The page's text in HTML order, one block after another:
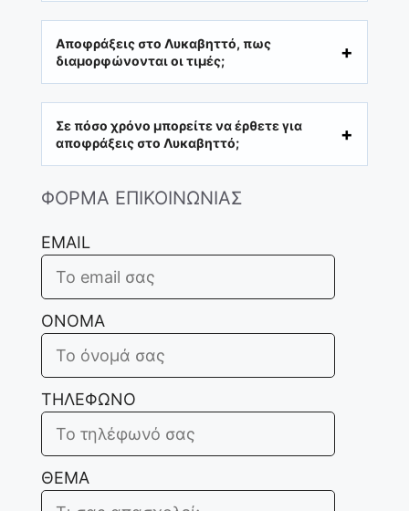
Αποφράξεις στο Λυκαβηττό, πως
διαμορφώνονται οι τιμές;
Σε πόσο χρόνο μπορείτε να έρθετε για
αποφράξεις στο Λυκαβηττό;
ΦΟΡΜΑ ΕΠΙΚΟΙΝΩΝΙΑΣ
EMAIL
ΟΝΟΜΑ
ΤΗΛΕΦΩΝΟ
ΘΕΜΑ